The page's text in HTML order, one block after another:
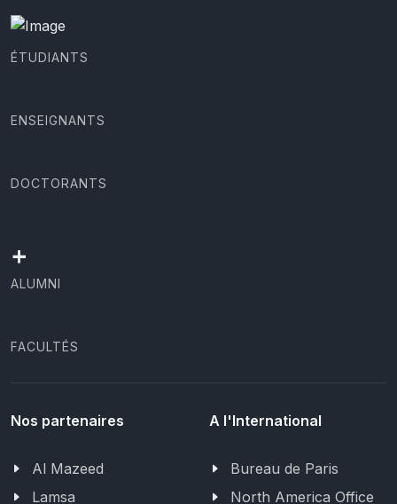
ÉTUDIANTS
ENSEIGNANTS
DOCTORANTS
+
ALUMNI
FACULTÉS
Nos partenaires
Al Mazeed
Lamsa
A l'International
Bureau de Paris
North America Office